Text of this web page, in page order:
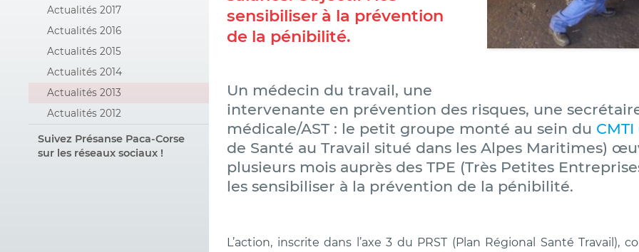
Actualités 2017
Actualités 2016
Actualités 2015
Actualités 2014
Actualités 2013
Actualités 2012
Suivez Présanse Paca-Corse
sur les réseaux sociaux !
sensibiliser à la prévention
de la pénibilité.
Un médecin du travail, une
intervenante en prévention des risques, une
médicale/AST : le petit groupe monté au sein du CMTI
de Santé au Travail situé dans les Alpes Maritimes)
plusieurs mois auprès des TPE (Très Petites
les sensibiliser à la prévention de la pénibilité.
L’action, inscrite dans l’axe 3 du PRST (Plan Régional Santé Travail),